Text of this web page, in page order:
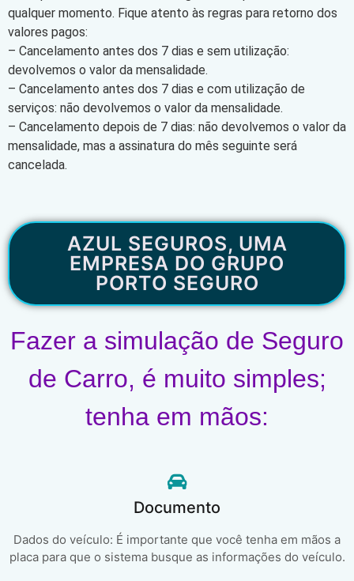
qualquer momento. Fique atento às regras para retorno dos
valores pagos:
– Cancelamento antes dos 7 dias e sem utilização:
devolvemos o valor da mensalidade.
– Cancelamento antes dos 7 dias e com utilização de
serviços: não devolvemos o valor da mensalidade.
– Cancelamento depois de 7 dias: não devolvemos o valor da
mensalidade, mas a assinatura do mês seguinte será
cancelada.
AZUL SEGUROS, UMA
EMPRESA DO GRUPO
PORTO SEGURO
Fazer a simulação de Seguro
de Carro, é muito simples;
tenha em mãos:
Documento
Dados do veículo: É importante que você tenha em mãos a
placa para que o sistema busque as informações do veículo.